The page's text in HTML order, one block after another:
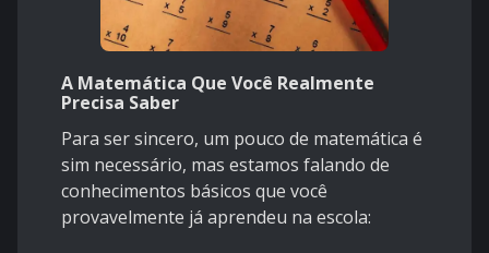
A Matemática Que Você Realmente
Precisa Saber
Para ser sincero, um pouco de matemática é
sim necessário, mas estamos falando de
conhecimentos básicos que você
provavelmente já aprendeu na escola: